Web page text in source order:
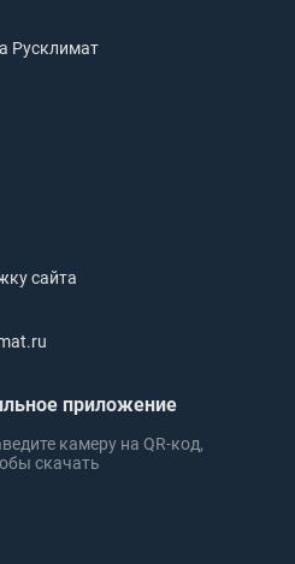
Русклимат
сайта
приложение
камеру на QR-код,
скачать